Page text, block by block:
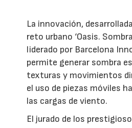
La innovación,
reto urbano ‘Oasis.
liderado por Barcelona
permite generar sombra
texturas y movimientos
el uso de piezas móviles
las cargas de viento.
El jurado de los